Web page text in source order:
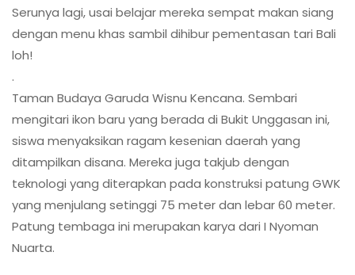
Serunya lagi, usai belajar mereka sempat makan siang
dengan menu khas sambil dihibur pementasan tari Bali
loh!
.
Taman Budaya Garuda Wisnu Kencana. Sembari
mengitari ikon baru yang berada di Bukit Unggasan ini,
siswa menyaksikan ragam kesenian daerah yang
ditampilkan disana. Mereka juga takjub dengan
teknologi yang diterapkan pada konstruksi patung GWK
yang menjulang setinggi 75 meter dan lebar 60 meter.
Patung tembaga ini merupakan karya dari I Nyoman
Nuarta.